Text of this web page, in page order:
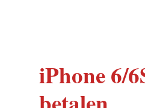
iPhone 6/